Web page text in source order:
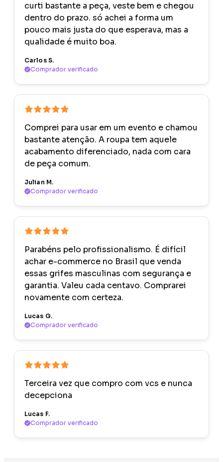
curti bastante a peça, veste bem e chegou
dentro do prazo. só achei a forma um
pouco mais justa do que esperava, mas a
qualidade é muito boa.
Carlos S.
Comprador verificado
Comprei para usar em um evento e chamou
bastante atenção. A roupa tem aquele
acabamento diferenciado, nada com cara
de peça comum.
Julian M.
Comprador verificado
Parabéns pelo profissionalismo. É difícil
achar e-commerce no Brasil que venda
essas grifes masculinas com segurança e
garantia. Valeu cada centavo. Comprarei
novamente com certeza.
Lucas G.
Comprador verificado
Terceira vez que compro com vcs e nunca
decepciona
Lucas F.
Comprador verificado